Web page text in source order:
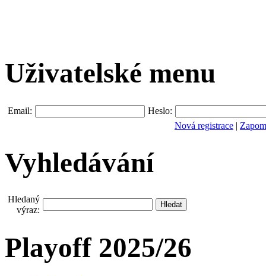
Uživatelské menu
Email:
Heslo:
Nová registrace |
Vyhledávání
Hledaný
výraz:
Playoff 2025/26